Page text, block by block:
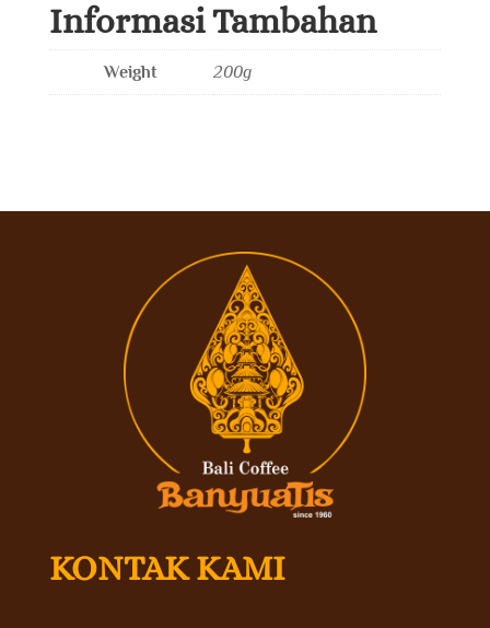
Informasi Tambahan
Weight 200g
KONTAK KAMI